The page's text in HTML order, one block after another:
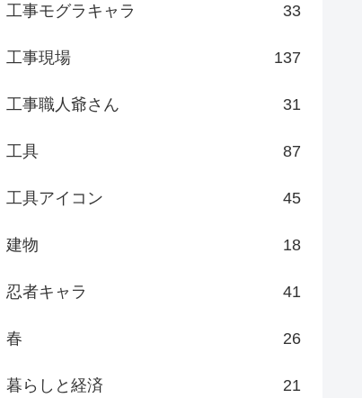
工事モグラキャラ 33
工事現場 137
工事職人爺さん 31
工具 87
工具アイコン 45
建物 18
忍者キャラ 41
春 26
暮らしと経済 21